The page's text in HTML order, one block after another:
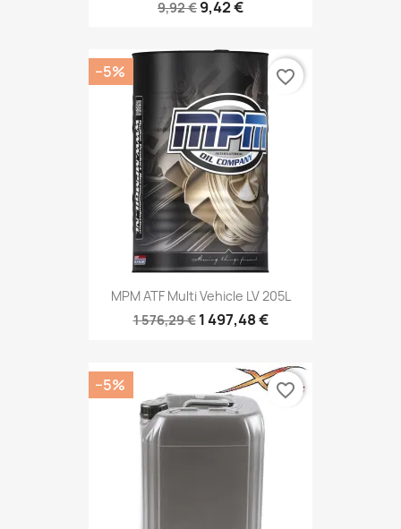
9,92 € 9,42 €
MPM ATF Multi Vehicle LV 205L
1 576,29 € 1 497,48 €
−5% favorite_border
−5% favorite_border